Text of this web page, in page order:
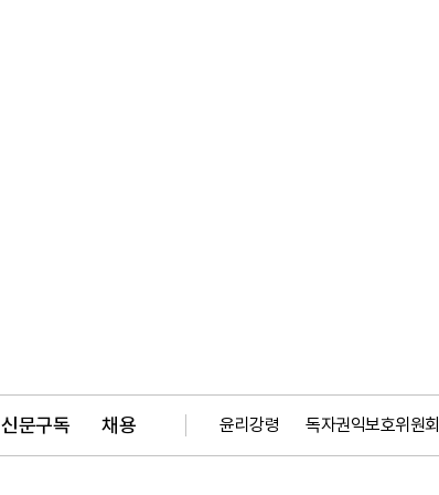
신문구독 채용 윤리강령 독자권익보호위원회